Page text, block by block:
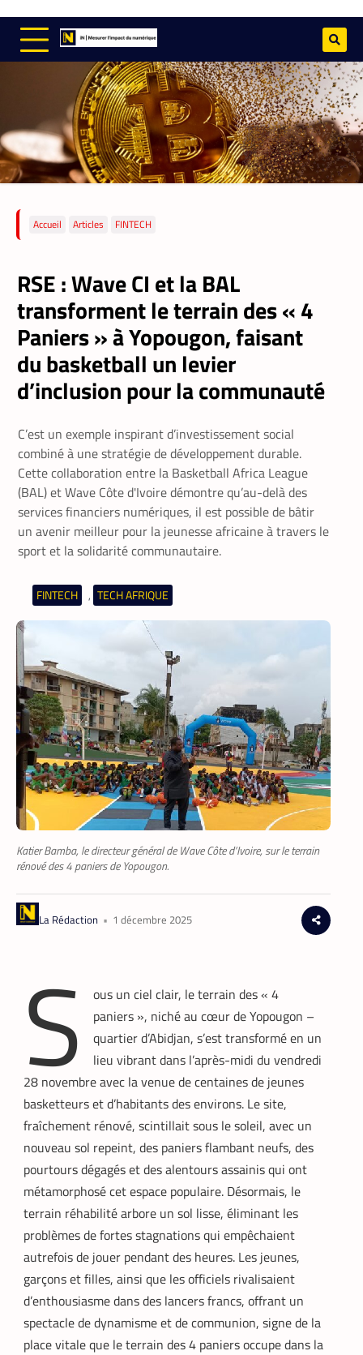
Accueil Articles FINTECH
RSE : Wave CI et la BAL
transforment le terrain des « 4
Paniers » à Yopougon, faisant
du basketball un levier
d’inclusion pour la communauté
C’est un exemple inspirant d’investissement social
combiné à une stratégie de développement durable.
Cette collaboration entre la Basketball Africa League
(BAL) et Wave Côte d'Ivoire démontre qu’au-delà des
services financiers numériques, il est possible de bâtir
un avenir meilleur pour la jeunesse africaine à travers le
sport et la solidarité communautaire.
FINTECH , TECH AFRIQUE
Katier Bamba, le directeur général de Wave Côte d’Ivoire, sur le terrain
rénové des 4 paniers de Yopougon.
La Rédaction • 1 décembre 2025
S
ous un ciel clair, le terrain des « 4
paniers », niché au cœur de Yopougon –
quartier d’Abidjan, s’est transformé en un
lieu vibrant dans l’après-midi du vendredi
28 novembre avec la venue de centaines de jeunes
basketteurs et d’habitants des environs. Le site,
fraîchement rénové, scintillait sous le soleil, avec un
nouveau sol repeint, des paniers flambant neufs, des
pourtours dégagés et des alentours assainis qui ont
métamorphosé cet espace populaire. Désormais, le
terrain réhabilité arbore un sol lisse, éliminant les
problèmes de fortes stagnations qui empêchaient
autrefois de jouer pendant des heures. Les jeunes,
garçons et filles, ainsi que les officiels rivalisaient
d’enthousiasme dans des lancers francs, offrant un
spectacle de dynamisme et de communion, signe de la
place vitale que le terrain des 4 paniers occupe dans la